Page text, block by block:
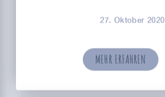
27. Oktober 2020
MEHR ERFAHREN